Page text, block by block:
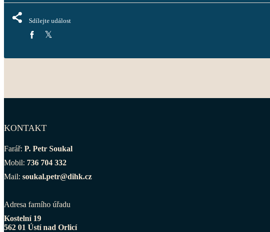
Sdílejte událost
KONTAKT
Farář: P. Petr Soukal
Mobil: 736 704 332
Mail: soukal.petr@dihk.cz
Adresa farního úřadu
Kostelní 19
562 01 Ústí nad Orlicí